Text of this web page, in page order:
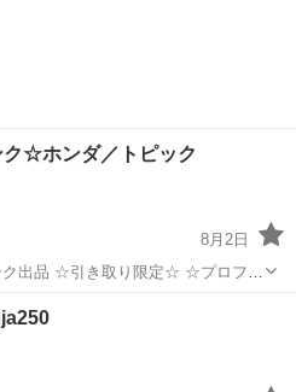
☆ホンダ／トピック
8月2日
ク出品 ☆引き取り限定☆ ☆プロフィ
ルにて始動OK 走る・曲がる・止
インあり リアBOX鍵あり フロント